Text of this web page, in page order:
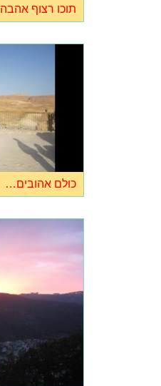
תוכו רצוף אהבה
כולם אהובים…